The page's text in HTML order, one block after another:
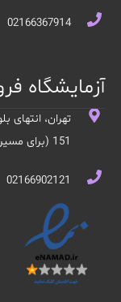
02166367914
آزمایشگاه
تهران، انتهای
151 (برای مسیریابی ضربه بزنید)
02166902121